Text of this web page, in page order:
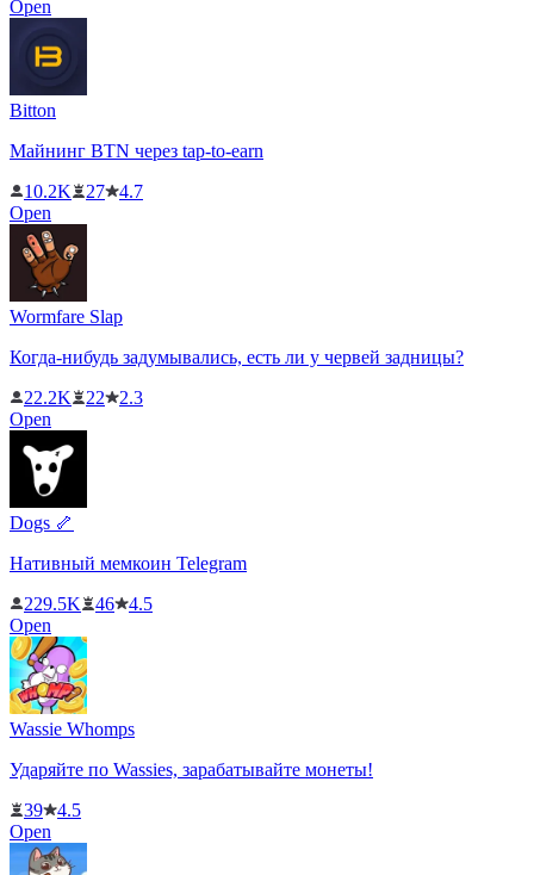
Open
Bitton
Майнинг BTN через tap-to-earn
10.2K
27
4.7
Open
Wormfare Slap
Когда-нибудь задумывались, есть ли у червей задницы?
22.2K
22
2.3
Open
Dogs 🦴
Нативный мемкоин Telegram
229.5K
46
4.5
Open
Wassie Whomps
Ударяйте по Wassies, зарабатывайте монеты!
39
4.5
Open